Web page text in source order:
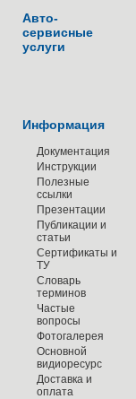
Авто-
сервисные
услуги
Информация
Документация
Инструкции
Полезные
ссылки
Презентации
Публикации и
статьи
Сертификаты и
ТУ
Словарь
терминов
Частые
вопросы
Фотогалерея
Основной
видиоресурс
Доставка и
оплата